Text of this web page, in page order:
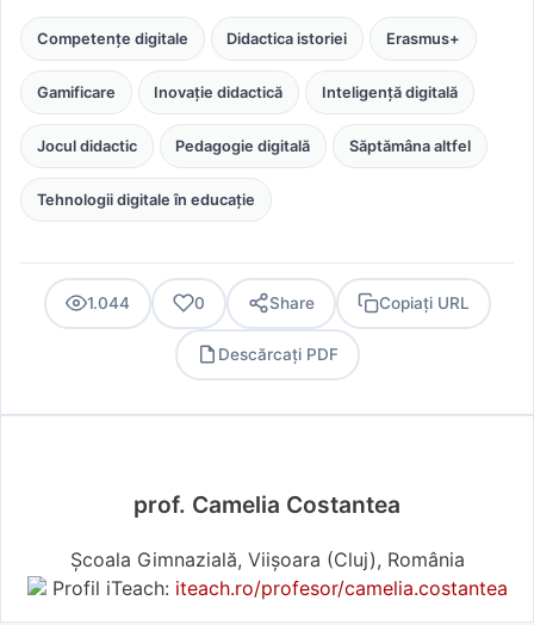
Competențe digitale Didactica istoriei Erasmus+
Gamificare Inovație didactică Inteligență digitală
Jocul didactic Pedagogie digitală Săptămâna altfel
Tehnologii digitale în educație
1.044 0 Share Copiați URL
Descărcați PDF
prof. Camelia Costantea
Școala Gimnazială, Viișoara (Cluj), România
Profil iTeach: iteach.ro/profesor/camelia.costantea